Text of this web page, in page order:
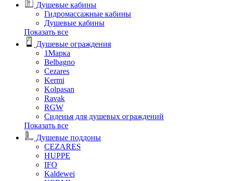
Душевые кабины
Гидромассажные кабины
Душевые кабины
Показать все
Душевые ограждения
1Марка
Belbagno
Cezares
Kermi
Kolpasan
Ravak
RGW
Сиденья для душевых ограждений
Показать все
Душевые поддоны
CEZARES
HUPPE
IFO
Kaldewei